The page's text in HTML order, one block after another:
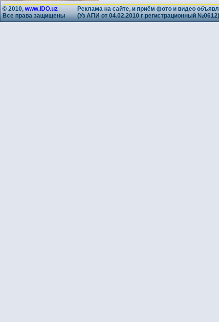
© 2010, www.IDO.uz
Все права защищены
Реклама на сайте, и приём фото и видео
(Уз АПИ от 04.02.2010 г регистрационный